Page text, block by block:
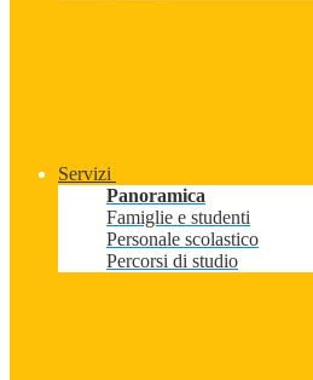
Servizi
Panoramica
Famiglie e studenti
Personale scolastico
Percorsi di studio